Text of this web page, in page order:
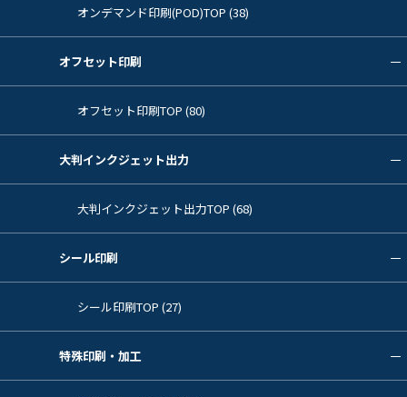
オンデマンド印刷(POD)TOP (38)
オフセット印刷
オフセット印刷TOP (80)
大判インクジェット出力
大判インクジェット出力TOP (68)
シール印刷
シール印刷TOP (27)
特殊印刷・加工